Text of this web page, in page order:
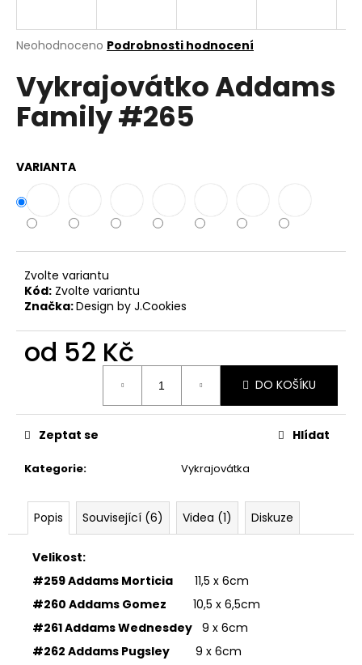
Průměrné
produktu
je
0,0
Neohodnoceno Podrobnosti hodnocení
Vykrajovátko Addams
Family #265
VARIANTA
Zvolte variantu
Kód: Zvolte variantu
Značka:Design by J.Cookies
od 52 Kč
DO KOŠÍKU
Kategorie: Vykrajovátka
Zeptat se Hlídat
Popis Související (6) Videa (1) Diskuze
Velikost:
#259 Addams Morticia 11,5 x 6cm
#260 Addams Gomez 10,5 x 6,5cm
#261 Addams Wednesdey 9 x 6cm
#262 Addams Pugsley
9 x 6cm
j
t
?
HLEDAT
D
o
p
o
r
u
e
m
33001
ZDOBÍCÍ
SÁČEK